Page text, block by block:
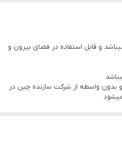
و قابل استفاده در فضای بیرون و
واسطه از شرکت سازنده چین در